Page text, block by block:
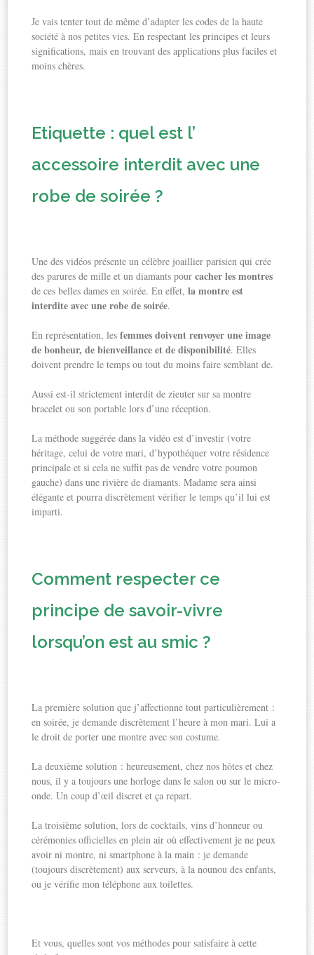
Je vais tenter tout de même d’adapter les codes de la haute
société à nos petites vies. En respectant les principes et leurs
significations, mais en trouvant des applications plus faciles et
moins chères.
Etiquette : quel est l’
accessoire interdit avec une
robe de soirée ?
Une des vidéos présente un célèbre joaillier parisien qui crée
des parures de mille et un diamants pourcacher les montres
de ces belles dames en soirée. En effet,la montre est
interdite avec une robe de soirée.
En représentation, lesfemmes doivent renvoyer une image
de bonheur, de bienveillance et de disponibilité. Elles
doivent prendre le temps ou tout du moins faire semblant de.
Aussi est-il strictement interdit de zieuter sur sa montre
bracelet ou son portable lors d’une réception.
La méthode suggérée dans la vidéo est d’investir (votre
héritage, celui de votre mari, d’hypothéquer votre résidence
principale et si cela ne suffit pas de vendre votre poumon
gauche) dans une rivière de diamants. Madame sera ainsi
élégante et pourra discrètement vérifier le temps qu’il lui est
imparti.
Comment respecter ce
principe de savoir-vivre
lorsqu’on est au smic ?
La première solution que j’affectionne tout particulièrement :
en soirée, je demande discrètement l’heure à mon mari. Lui a
le droit de porter une montre avec son costume.
La deuxième solution : heureusement, chez nos hôtes et chez
nous, il y a toujours une horloge dans le salon ou sur le micro-
onde. Un coup d’œil discret et ça repart.
La troisième solution, lors de cocktails, vins d’honneur ou
cérémonies officielles en plein air où effectivement je ne peux
avoir ni montre, ni smartphone à la main : je demande
(toujours discrètement) aux serveurs, à la nounou des enfants,
ou je vérifie mon téléphone aux toilettes.
Et vous, quelles sont vos méthodes pour satisfaire à cette